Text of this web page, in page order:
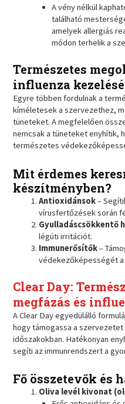
A vény nélkül
található
amelyek allergiás
módon terhelik a
Természetes
influenza
Egyre többen fordulnak a
kíméletesek a szervezethez,
tüneteket. A megfelelően
nemcsak a tüneteket enyhítik,
természetes
Mit érdemes
készítményben?
Antioxidánsok–
vírusfertőzések során
Gyulladáscsökkentő
légúti irritációt.
Immunerősítők–
védekezőképességét
Clear Day:
megfázás és
A Clear Day egyedülálló
hogy támogassa a
időszakokban. Hatékonyan
segíti az immunrendszert a
Fő összetevők és
Oliva levél kivonat